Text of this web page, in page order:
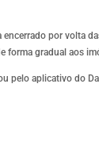
encerrado por volta
forma gradual aos
pelo aplicativo do